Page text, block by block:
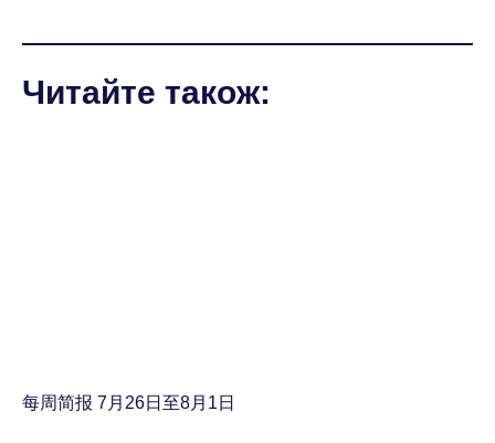
Читайте також:
每周简报 7月26日至8月1日